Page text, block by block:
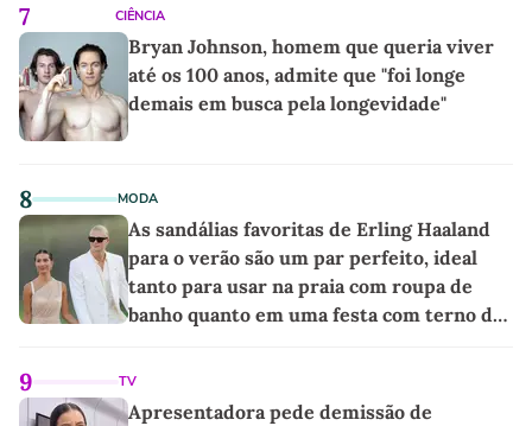
7 CIÊNCIA
Bryan Johnson, homem que queria viver
até os 100 anos, admite que "foi longe
demais em busca pela longevidade"
8 MODA
As sandálias favoritas de Erling Haaland
para o verão são um par perfeito, ideal
tanto para usar na praia com roupa de
banho quanto em uma festa com terno de
9 TV
Apresentadora pede demissão de